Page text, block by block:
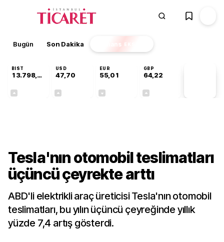
Bugün Son Dakika Finans EKSTRA
BIST
13.798,82
USD
47,70
EUR
55,01
GBP
64,22
Tesla'nın otomobil teslimatları
üçüncü çeyrekte arttı
ABD'li elektrikli araç üreticisi Tesla'nın otomobil
teslimatları, bu yılın üçüncü çeyreğinde yıllık
yüzde 7,4 artış gösterdi.